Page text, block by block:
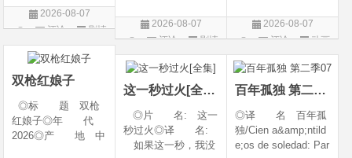
死亡的反面◎年
代: 2026◎产
别: 剧情 / 悬疑 / 惊
悚 / 犯罪◎语
2026-08-07
评论
剧情
片
(台)◎年 代: 20
25◎产 地: 法
剧情◎语 言:
法语 /
2026-08-07
评论
剧情
片
地: 中国大陆◎
类 别: 动画 / 奇
汉语普通话◎上映
日期: 202
2026-08-07
评论
动画
片
双枪红娘子
◎标 题 双枪
红娘子◎年 代
2026◎产 地 中
这一秒过火[全集]
◎片 名: 这一
秒过火◎译 名:
如果这一秒，我没
百年孤独 第二季07
◎译 名 百年孤
独/Cien a&amp;ntild
e;os de soledad: Par